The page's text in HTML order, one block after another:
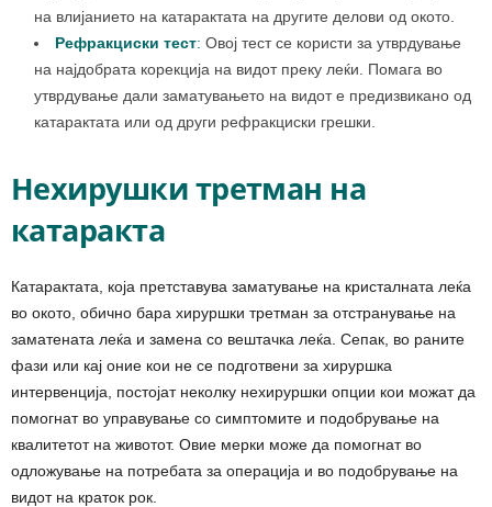
на влијанието на катарактата на другите делови од окото.
Рефракциски тест: Овој тест се користи за утврдување
на најдобрата корекција на видот преку леќи. Помага во
утврдување дали заматувањето на видот е предизвикано од
катарактата или од други рефракциски грешки.
Нехирушки третман на
катаракта
Катарактата, која претставува заматување на кристалната леќа
во окото, обично бара хируршки третман за отстранување на
заматената леќа и замена со вештачка леќа. Сепак, во раните
фази или кај оние кои не се подготвени за хируршка
интервенција, постојат неколку нехируршки опции кои можат да
помогнат во управување со симптомите и подобрување на
квалитетот на животот. Овие мерки може да помогнат во
одложување на потребата за операција и во подобрување на
видот на краток рок.